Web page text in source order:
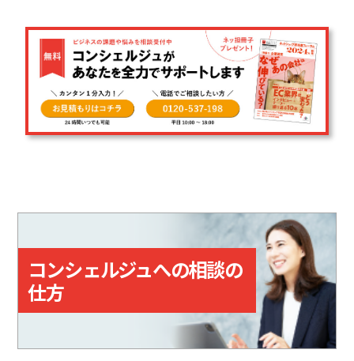
コンシェルジュへの相談の
仕方